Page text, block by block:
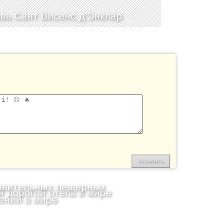
Сант Висенс д’Энклар
дорогой отель в мире
пещерных
в мире